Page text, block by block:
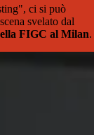
ci si può
svelato dal
FIGC al Milan.